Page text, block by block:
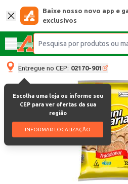
Baixe nosso novo app e
exclusivos
Entregue no CEP: 02170-901
Escolha uma loja ou informe seu
CEP para ver ofertas da sua
região
INFORMAR LOCALIZAÇÃO